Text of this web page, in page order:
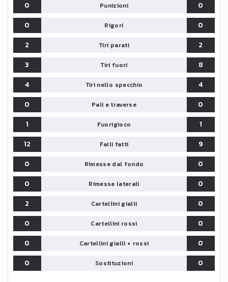
0 Punizioni
0
0
Rigori
0
2
Tiri parati
2
3
Tiri fuori
8
4
Tiri nello specchio
4
0
Pali e traverse
0
1
Fuorigioco
1
12
Falli fatti
9
0
Rimesse dal fondo
0
0
Rimesse laterali
0
2
Cartellini gialli
0
0
Cartellini rossi
0
0
Cartellini gialli + rossi
0
0
Sostituzioni 0